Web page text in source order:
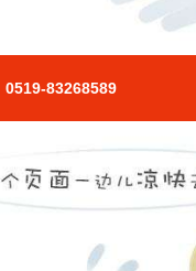
0519-83268589